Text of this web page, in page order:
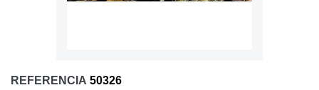
REFERENCIA 50326